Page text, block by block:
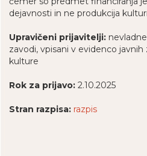
dejavnosti in ne produkcija
Upravičeni prijavitelji:
zavodi, vpisani v evidenco
kulture
Rok za prijavo: 2.10.2025
Stran razpisa: razpis